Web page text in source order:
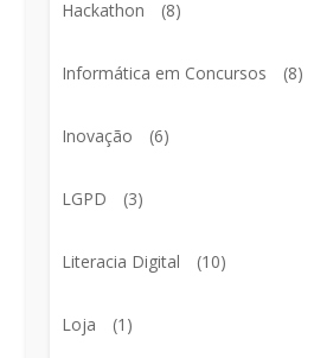
Hackathon (8)
Informática em Concursos (8)
Inovação (6)
LGPD (3)
Literacia Digital (10)
Loja (1)